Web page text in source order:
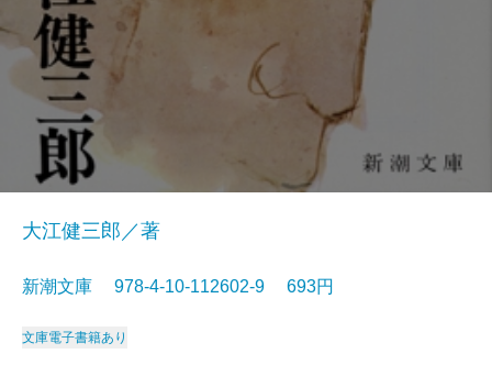
大江健三郎／著
新潮文庫 978-4-10-112602-9 693円
文庫電子書籍あり